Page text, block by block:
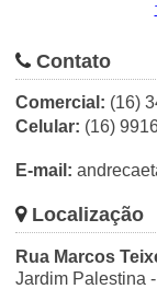
Contato
Comercial: (16)
Celular: (16)
E-mail:
Localização
Rua Marcos
Jardim Palestina -